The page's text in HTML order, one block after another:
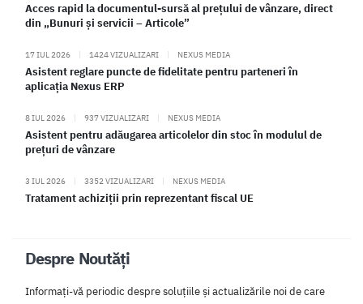
Acces rapid la documentul-sursă al prețului de vânzare, direct
din „Bunuri și servicii – Articole”
17 IUL 2026 | 1424 VIZUALIZARI | NEXUS MEDIA
Asistent reglare puncte de fidelitate pentru parteneri în
aplicația Nexus ERP
8 IUL 2026 | 937 VIZUALIZARI | NEXUS MEDIA
Asistent pentru adăugarea articolelor din stoc în modulul de
prețuri de vânzare
3 IUL 2026 | 3352 VIZUALIZARI | NEXUS MEDIA
Tratament achiziții prin reprezentant fiscal UE
Despre Noutăți
Informați-vă periodic despre soluțiile și actualizările noi de care